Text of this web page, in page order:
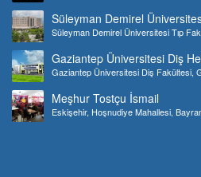
Süleyman Demirel
Süleyman Demirel Üniversitesi Tıp
Gaziantep Üniversitesi Diş
Gaziantep Üniversitesi Diş Fakültesi,
Meşhur Tostçu İsmail
Eskişehir, Hoşnudiye Mahallesi,